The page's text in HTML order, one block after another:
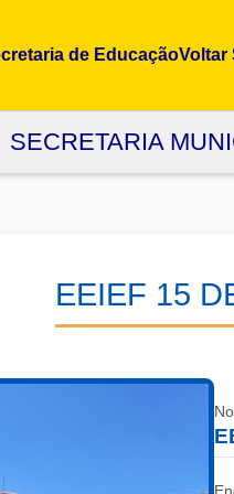
Voltar Site Oficial
de EducaçãoVoltar
SECRETARIA
EEIEF 15